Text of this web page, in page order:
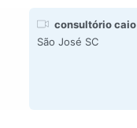
consultório caio
São José SC